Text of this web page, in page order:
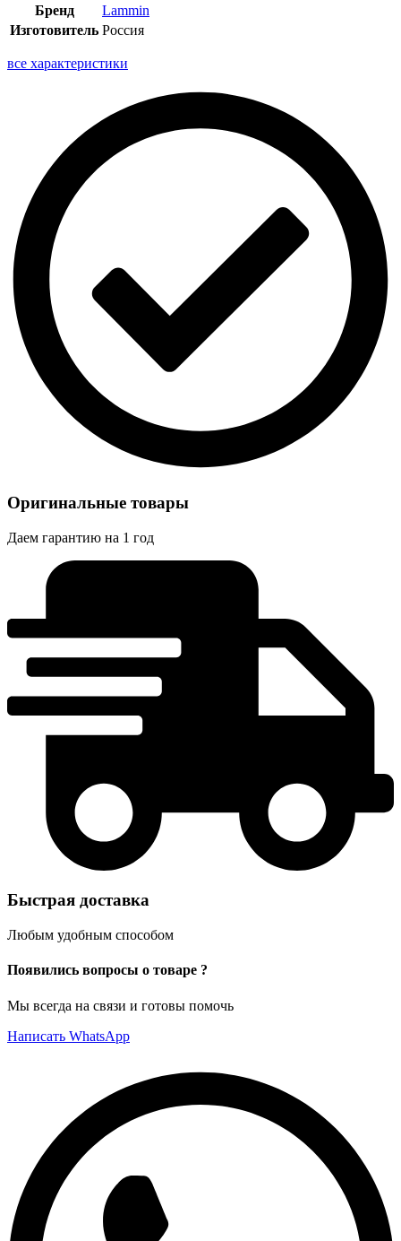
Бренд
Lammin
Изготовитель Россия
все характеристики
Оригинальные товары
Даем гарантию на 1 год
Быстрая доставка
Любым удобным способом
Появились вопросы о товаре ?
Мы всегда на связи и готовы помочь
Написать WhatsApp